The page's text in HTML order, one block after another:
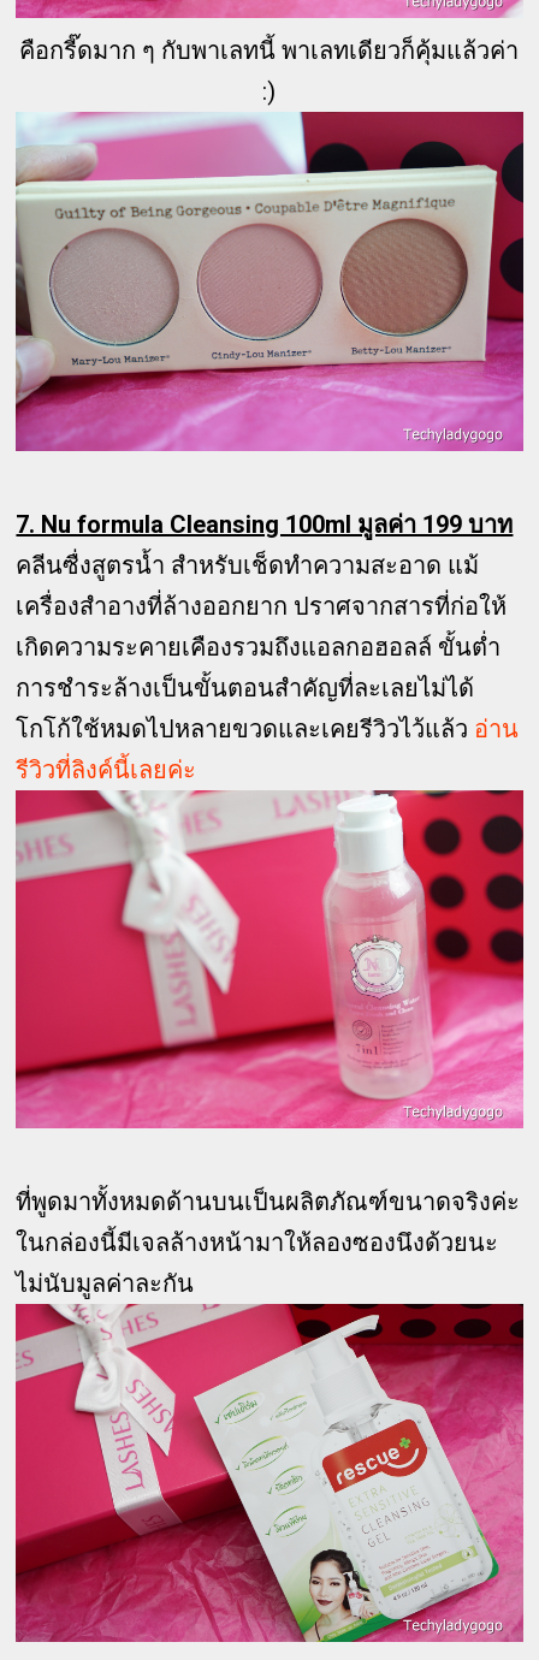
คือกรี๊ดมาก ๆ กับพาเลทนี้ พาเลทเดียวก็คุ้มแล้วค่า
:)
7. Nu formula Cleansing 100ml มูลค่า 199 บาท
คลีนซื่งสูตรน้ำ สำหรับเช็ดทำความสะอาด แม้
เครื่องสำอางที่ล้างออกยาก ปราศจากสารที่ก่อให้
เกิดความระคายเคืองรวมถึงแอลกอฮอลล์ ขั้นต่ำ
การชำระล้างเป็นขั้นตอนสำคัญที่ละเลยไม่ได้
โกโก้ใช้หมดไปหลายขวดและเคยรีวิวไว้แล้ว อ่าน
รีวิวที่ลิงค์นี้เลยค่ะ
ที่พูดมาทั้งหมดด้านบนเป็นผลิตภัณฑ์ขนาดจริงค่ะ
ในกล่องนี้มีเจลล้างหน้ามาให้ลองซองนึงด้วยนะ
ไม่นับมูลค่าละกัน